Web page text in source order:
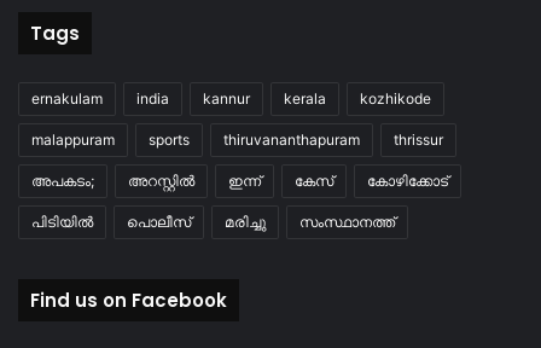
Tags
ernakulam india kannur kerala kozhikode
malappuram sports thiruvananthapuram thrissur
അപകടം; അറസ്റ്റിൽ ഇന്ന് കേസ് കോഴിക്കോട്
പിടിയിൽ പൊലീസ് മരിച്ചു സംസ്ഥാനത്ത്
Find us on Facebook